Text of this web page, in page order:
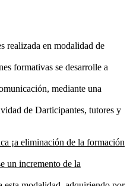
realizada en modalidad de
formativas se desarrolle a
mediante una
de Darticipantes, tutores y
¡a eliminación de la formación
un incremento de la